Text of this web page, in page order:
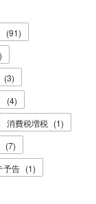
(91)
)
(3)
(4)
消費税増税 (1)
(7)
予告 (1)